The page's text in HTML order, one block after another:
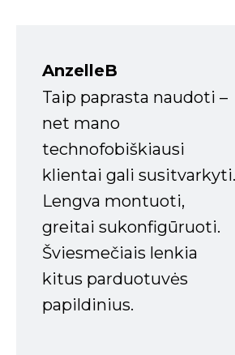
AnzelleB
Taip paprasta naudoti –
net mano
technofobiškiausi
klientai gali susitvarkyti.
Lengva montuoti,
greitai sukonfigūruoti.
Šviesmečiais lenkia
kitus parduotuvės
papildinius.